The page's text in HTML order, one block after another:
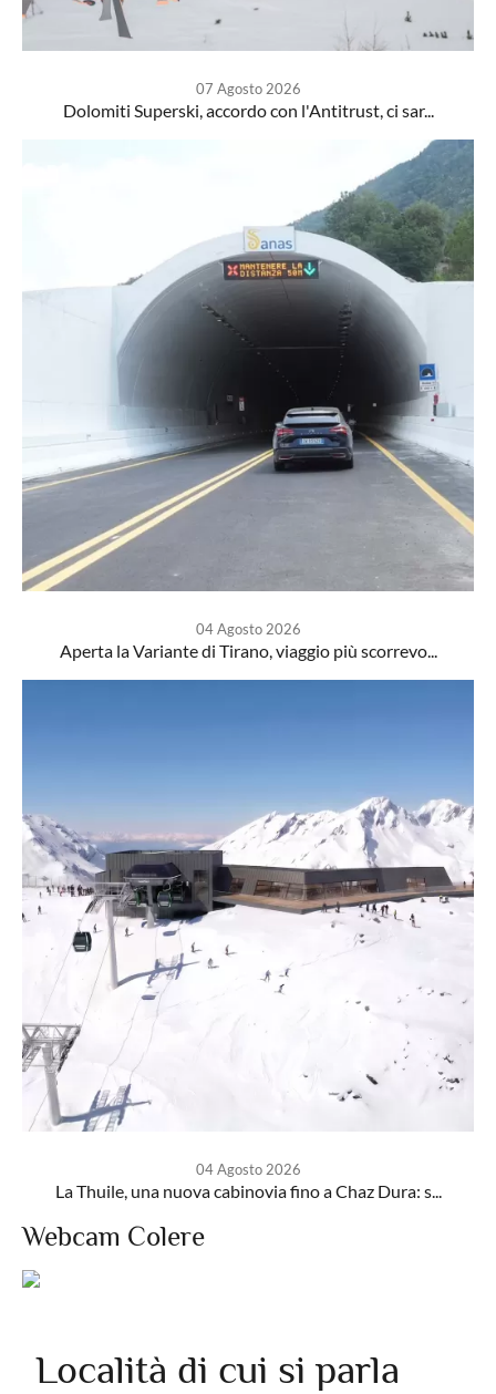
07 Agosto 2026
Dolomiti Superski, accordo con l'Antitrust, ci sar...
04 Agosto 2026
Aperta la Variante di Tirano, viaggio più scorrevo...
04 Agosto 2026
La Thuile, una nuova cabinovia fino a Chaz Dura: s...
Webcam Colere
Località di cui si parla